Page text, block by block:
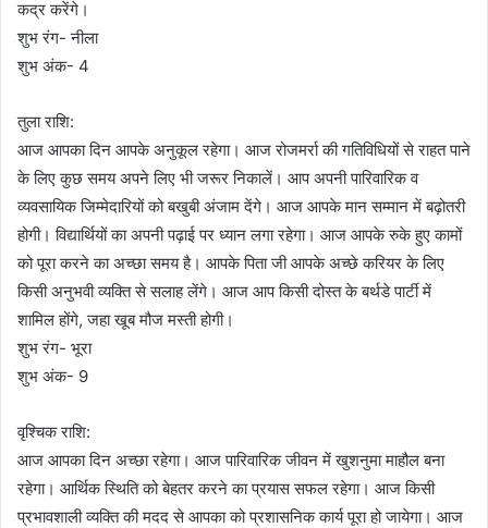
कद्र करेंगे।
शुभ रंग- नीला
शुभ अंक- 4
तुला राशि:
आज आपका दिन आपके अनुकूल रहेगा। आज रोजमर्रा की गतिविधियों से राहत पाने
के लिए कुछ समय अपने लिए भी जरूर निकालें। आप अपनी पारिवारिक व
व्यवसायिक जिम्मेदारियों को बखुबी अंजाम देंगे। आज आपके मान सम्मान में बढ़ोतरी
होगी। विद्यार्थियों का अपनी पढ़ाई पर ध्यान लगा रहेगा। आज आपके रुके हुए कामों
को पूरा करने का अच्छा समय है। आपके पिता जी आपके अच्छे करियर के लिए
किसी अनुभवी व्यक्ति से सलाह लेंगे। आज आप किसी दोस्त के बर्थडे पार्टी में
शामिल होंगे, जहा खूब मौज मस्ती होगी।
शुभ रंग- भूरा
शुभ अंक- 9
वृश्चिक राशि:
आज आपका दिन अच्छा रहेगा। आज पारिवारिक जीवन में खुशनुमा माहौल बना
रहेगा। आर्थिक स्थिति को बेहतर करने का प्रयास सफल रहेगा। आज किसी
प्रभावशाली व्यक्ति की मदद से आपका को प्रशासनिक कार्य पूरा हो जायेगा। आज